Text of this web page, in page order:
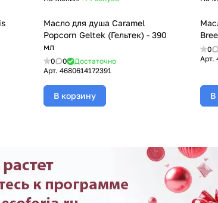
Масло для душа Caramel
Popcorn Geltek (Гельтек) - 390
мл
0 0
Достаточно
Арт. 4680614172391
В корзину
0
Арт.
В